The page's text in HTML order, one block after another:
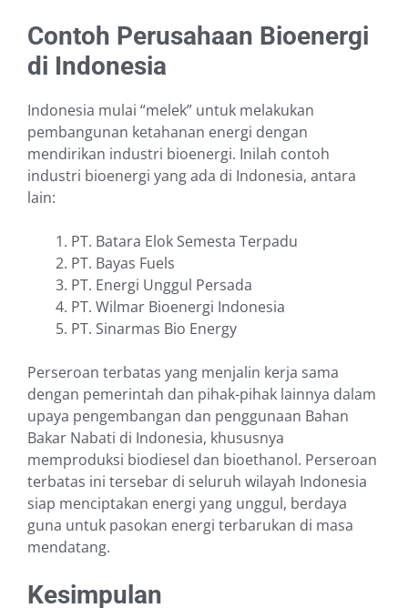
Contoh Perusahaan Bioenergi
di Indonesia
Indonesia mulai “melek” untuk melakukan
pembangunan ketahanan energi dengan
mendirikan industri bioenergi. Inilah contoh
industri bioenergi yang ada di Indonesia, antara
lain:
PT. Batara Elok Semesta Terpadu
PT. Bayas Fuels
PT. Energi Unggul Persada
PT. Wilmar Bioenergi Indonesia
PT. Sinarmas Bio Energy
Perseroan terbatas yang menjalin kerja sama
dengan pemerintah dan pihak-pihak lainnya dalam
upaya pengembangan dan penggunaan Bahan
Bakar Nabati di Indonesia, khususnya
memproduksi biodiesel dan bioethanol. Perseroan
terbatas ini tersebar di seluruh wilayah Indonesia
siap menciptakan energi yang unggul, berdaya
guna untuk pasokan energi terbarukan di masa
mendatang.
Kesimpulan